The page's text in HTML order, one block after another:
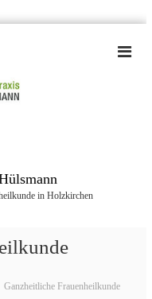
in Holzkirchen
Ganzheitliche Frauenheilkunde